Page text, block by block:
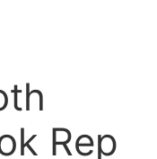
Rep